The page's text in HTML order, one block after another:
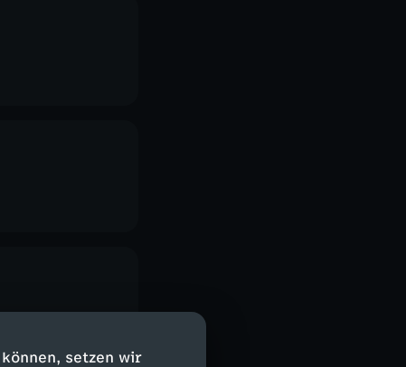
setzen wir